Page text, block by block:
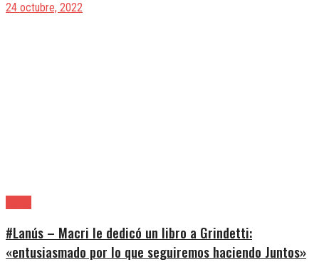
24 octubre, 2022
#Lanús – Macri le dedicó un libro a Grindetti:
«entusiasmado por lo que seguiremos haciendo Juntos»